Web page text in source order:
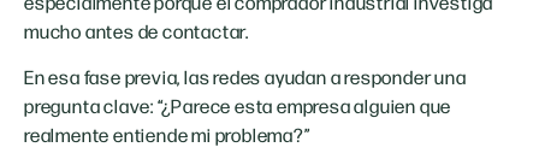
mucho antes de contactar.
En esa fase previa, las redes ayudan a responder una
pregunta clave: “¿Parece esta empresa alguien que
realmente entiende mi problema?”